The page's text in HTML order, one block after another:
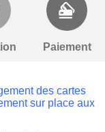
Paiement
des cartes
sur place aux